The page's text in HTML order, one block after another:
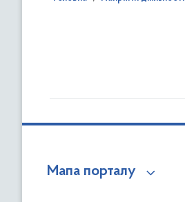
Мапа порталу